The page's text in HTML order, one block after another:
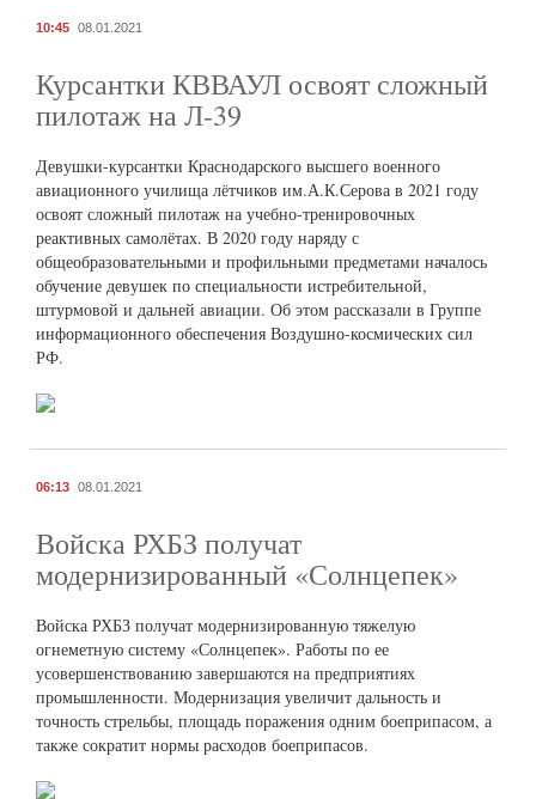
10:45 08.01.2021
Курсантки КВВАУЛ освоят сложный
пилотаж на Л-39
Девушки-курсантки Краснодарского высшего военного
авиационного училища лётчиков им.А.К.Серова в 2021 году
освоят сложный пилотаж на учебно-тренировочных
реактивных самолётах. В 2020 году наряду с
общеобразовательными и профильными предметами началось
обучение девушек по специальности истребительной,
штурмовой и дальней авиации. Об этом рассказали в Группе
информационного обеспечения Воздушно-космических сил
РФ.
06:13 08.01.2021
Войска РХБЗ получат
модернизированный «Солнцепек»
Войска РХБЗ получат модернизированную тяжелую
огнеметную систему «Солнцепек». Работы по ее
усовершенствованию завершаются на предприятиях
промышленности. Модернизация увеличит дальность и
точность стрельбы, площадь поражения одним боеприпасом, а
также сократит нормы расходов боеприпасов.